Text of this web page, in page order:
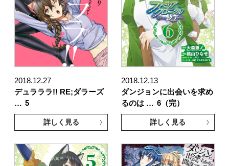
2018.12.27
デュラララ!! RE;ダラーズ
… 5
詳しく見る
2018.12.13
ダンジョンに出会いを求め
るのは … 6（完）
詳しく見る